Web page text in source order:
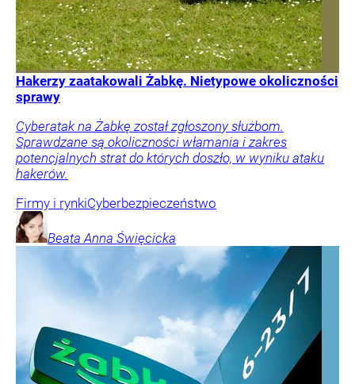
Hakerzy zaatakowali Żabkę. Nietypowe okoliczności
sprawy
Cyberatak na Żabkę został zgłoszony służbom.
Sprawdzane są okoliczności włamania i zakres
potencjalnych strat do których doszło, w wyniku ataku
hakerów.
Firmy i rynkiCyberbezpieczeństwo
Beata Anna Święcicka